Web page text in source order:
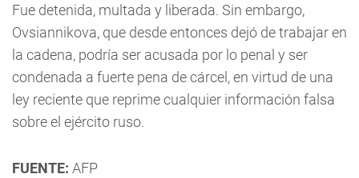
Fue detenida, multada y liberada. Sin embargo,
Ovsiannikova, que desde entonces dejó de trabajar en
la cadena, podría ser acusada por lo penal y ser
condenada a fuerte pena de cárcel, en virtud de una
ley reciente que reprime cualquier información falsa
sobre el ejército ruso.
FUENTE: AFP